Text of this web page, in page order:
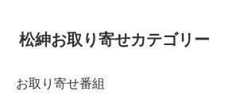
松紳お取り寄せカテゴリー
お取り寄せ番組